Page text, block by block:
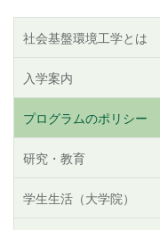
社会基盤環境工学とは
入学案内
プログラムのポリシー
研究・教育
学生生活（大学院）